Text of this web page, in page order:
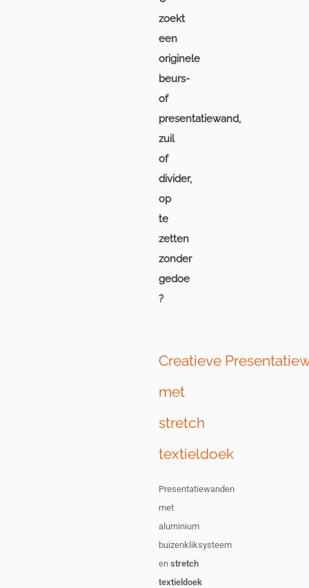
zoekt
een
originele
beurs-
of
presentatiewand,
zuil
of
divider,
op
te
zetten
zonder
gedoe
?
Creatieve
met
stretch
textieldoek
Presentatiewanden
met
aluminium
buizenkliksysteem
en stretch
textieldoek